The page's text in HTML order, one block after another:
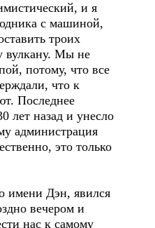
и я
с машиной,
троих
вулкану. Мы не
потому, что все
что к
Последнее
лет назад и унесло
администрация
это только
Дэн, явился
вечером и
нас к самому